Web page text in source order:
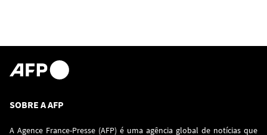
SOBRE A AFP
A Agence France-Presse (AFP) é uma agência global de notícias que